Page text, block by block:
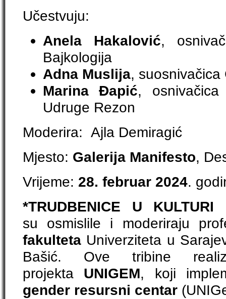
Učestvuju:
Anela Hakalović,
Bajkologija
Adna Muslija, suosnivačica
Marina Đapić,
Udruge Rezon
Moderira: Ajla Demiragić
Mjesto: Galerija Manifesto,
Vrijeme: 28. februar 2024.
*TRUDBENICE U
su osmislile i moderiraju
fakulteta Univerziteta u
Bašić. Ove tribine
projekta UNIGEM, koji
gender resursni centar